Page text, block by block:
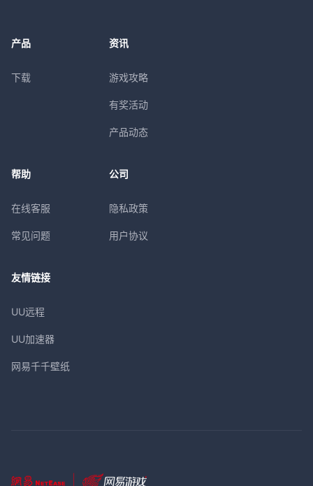
产品
下载
资讯
游戏攻略
有奖活动
产品动态
帮助
在线客服
常见问题
公司
隐私政策
用户协议
友情链接
UU远程
UU加速器
网易千千壁纸